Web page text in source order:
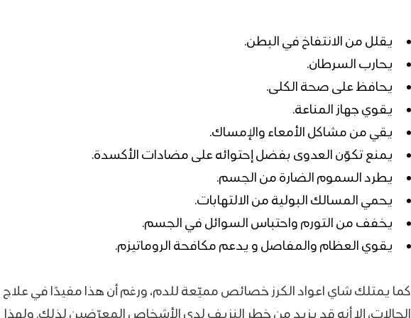
يقلل من الانتفاخ في البطن.
يحارب السرطان.
يحافظ على صحة الكلى.
يقوي جهاز المناعة.
يقي من مشاكل الأمعاء والإمساك.
يمنع تكوّن العدوى بفضل إحتوائه على مضادات الأكسدة.
يطرد السموم الضارة من الجسم.
يحمي المسالك البولية من الالتهابات.
يخفف من التورم واحتباس السوائل في الجسم.
يقوي العظام والمفاصل و يدعم مكافحة الروماتيزم.
كما يمتلك شاي اعواد الكرز خصائص مميّعة للدم، ورغم أن هذا مفيدًا في
الحالات، إلا أنه قد يزيد من خطر النزيف لدى الأشخاص المعرّضين لذلك. ولهذا